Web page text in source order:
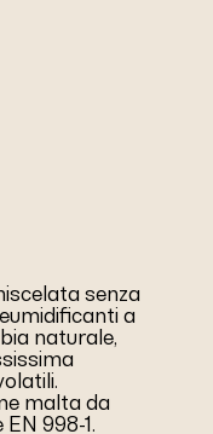
senza
a
naturale,
malta da
998-1.